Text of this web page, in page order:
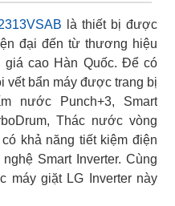
là thiết bị được
đại đến từ thương hiệu
cao Hàn Quốc. Để có
vết bẩn máy được trang bị
nước Punch+3, Smart
Thác nước vòng
khả năng tiết kiệm điện
Smart Inverter. Cùng
máy giặt LG Inverter này